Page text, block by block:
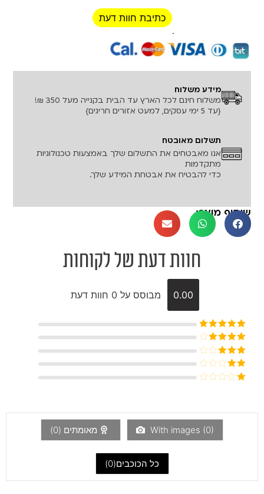
כתיבת חוות דעת
רכישה מאובטחת!
מידע משלוח
משלוח חינם לכל הארץ עד הבית בקנייה מעל 350 ₪!
{עד 5 ימי עסקים, למעט אזורים חריגים}
תשלום מאובטח
אנו מאבטחים את התשלום שלך באמצעות טכנולוגיות
מתקדמות
כדי להבטיח את אבטחת המידע שלך.
שיתוף מוצר:
חוות דעת של לקוחות
0.00 מבוסס על 0 חוות דעת
דורג5מתוך
5
דורג4
מתוך 5
דורג3
מתוך 5
דורג
5
With images (0) מאומתים (0
)
כל הכוכבים(0
)